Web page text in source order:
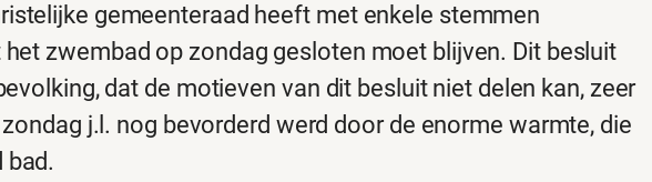
gemeenteraad heeft met enkele stemmen
zwembad op zondag gesloten moet blijven. Dit besluit
dat de motieven van dit besluit niet delen kan, zeer
j.l. nog bevorderd werd door de enorme warmte, die
bad.